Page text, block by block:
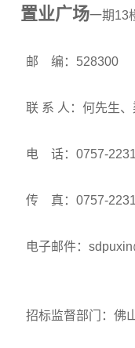
置业广场一期13
邮 编：528300
联 系 人：何先生
电 话：0757-
传 真：0757-
电子邮件：
招标监督部门：佛